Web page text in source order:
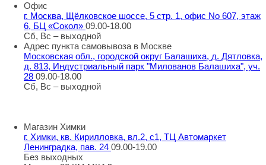
Офис
г. Москва, Щёлковское шоссе, 5 стр. 1, офис No 607, этаж
6, БЦ «Сокол» 09.00-18.00
Сб, Вс – выходной
Адрес пункта самовывоза в Москве
Московская обл., городской округ Балашиха, д. Дятловка,
д. 813, Индустриальный парк "Милованов Балашиха", уч.
28 09.00-18.00
Сб, Вс – выходной
Магазин Химки
г. Химки, кв. Кирилловка, вл.2, с1, ТЦ Автомаркет
Ленинградка, пав. 24 09.00-19.00
Без выходных